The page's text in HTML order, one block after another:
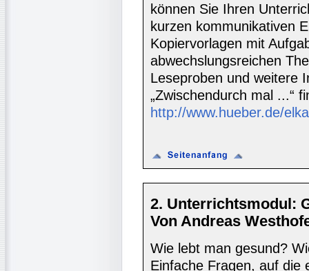
können Sie Ihren
kurzen kommunikativen
Kopiervorlagen mit
abwechslungsreichen
Leseproben und weitere
„Zwischendurch mal ...“
http://www.hueber.de/
2. Unterrichtsmodul:
Von Andreas
Wie lebt man gesund?
Einfache Fragen, auf die